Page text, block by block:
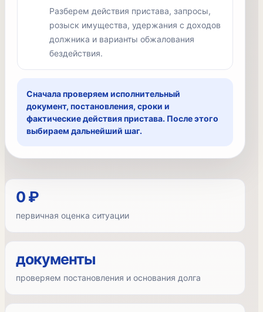
Разберем действия пристава, запросы,
розыск имущества, удержания с доходов
должника и варианты обжалования
бездействия.
Сначала проверяем исполнительный
документ, постановления, сроки и
фактические действия пристава. После этого
выбираем дальнейший шаг.
0 ₽
первичная оценка ситуации
документы
проверяем постановления и основания долга